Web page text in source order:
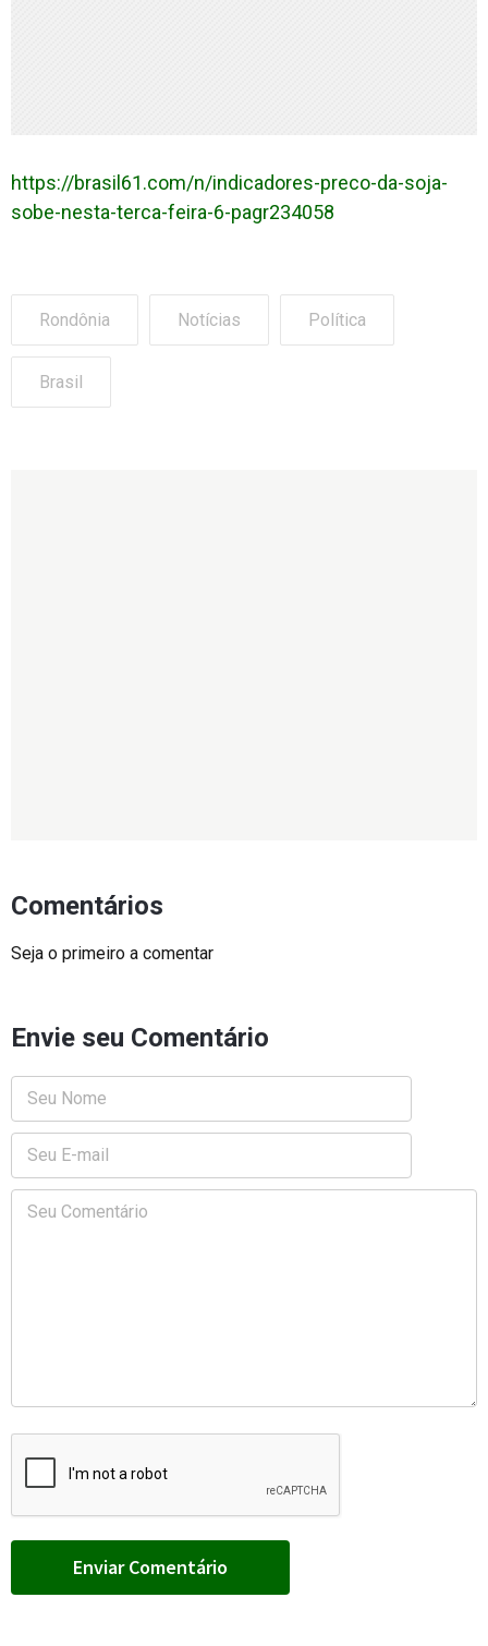
https://brasil61.com/n/indicadores-preco-da-soja-
sobe-nesta-terca-feira-6-pagr234058
Rondônia Notícias Política
Brasil
Comentários
Seja o primeiro a comentar
Envie seu Comentário